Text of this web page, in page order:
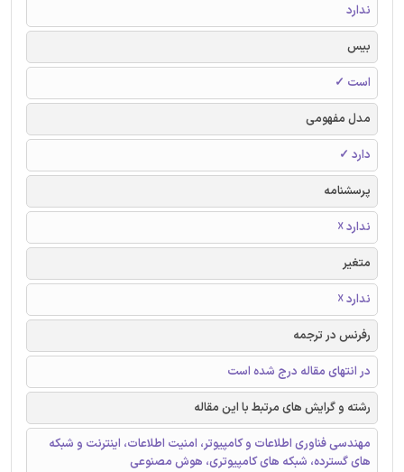
ندارد
بیس
است ✓
مدل مفهومی
دارد ✓
پرسشنامه
ندارد ☓
متغیر
ندارد ☓
رفرنس در ترجمه
در انتهای مقاله درج شده است
رشته و گرایش های مرتبط با این مقاله
مهندسی فناوری اطلاعات و کامپیوتر، امنیت اطلاعات، اینترنت و شبکه
های گسترده، شبکه های کامپیوتری، هوش مصنوعی